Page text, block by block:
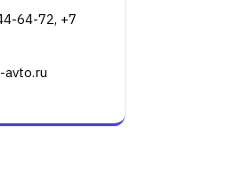
64-72, +7